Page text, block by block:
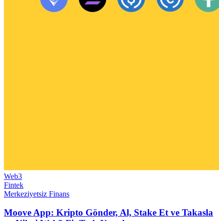
Web3
Fintek
Merkeziyetsiz Finans
Moove App: Kripto Gönder, Al, Stake Et ve Takasla